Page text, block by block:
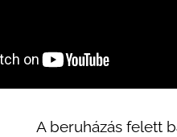
A beruházás felett